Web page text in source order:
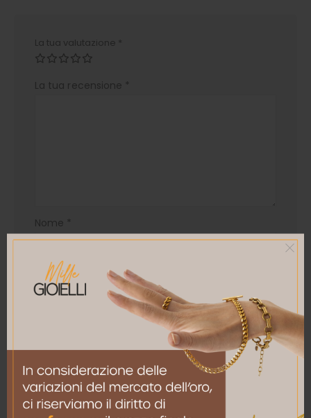
La tua valutazione *
La tua recensione *
Nome *
Email*
Salva il mio nome, email e sito web in questo
browser per la prossima volta che commento.